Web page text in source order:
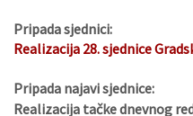
Pripada sjednici:
Realizacija 28. sjednice
Pripada najavi sjednice:
Realizacija tačke dnevnog